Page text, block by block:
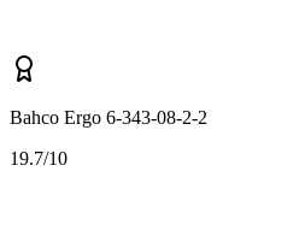
Bahco Ergo 6-343-08-2-2
19.7/10